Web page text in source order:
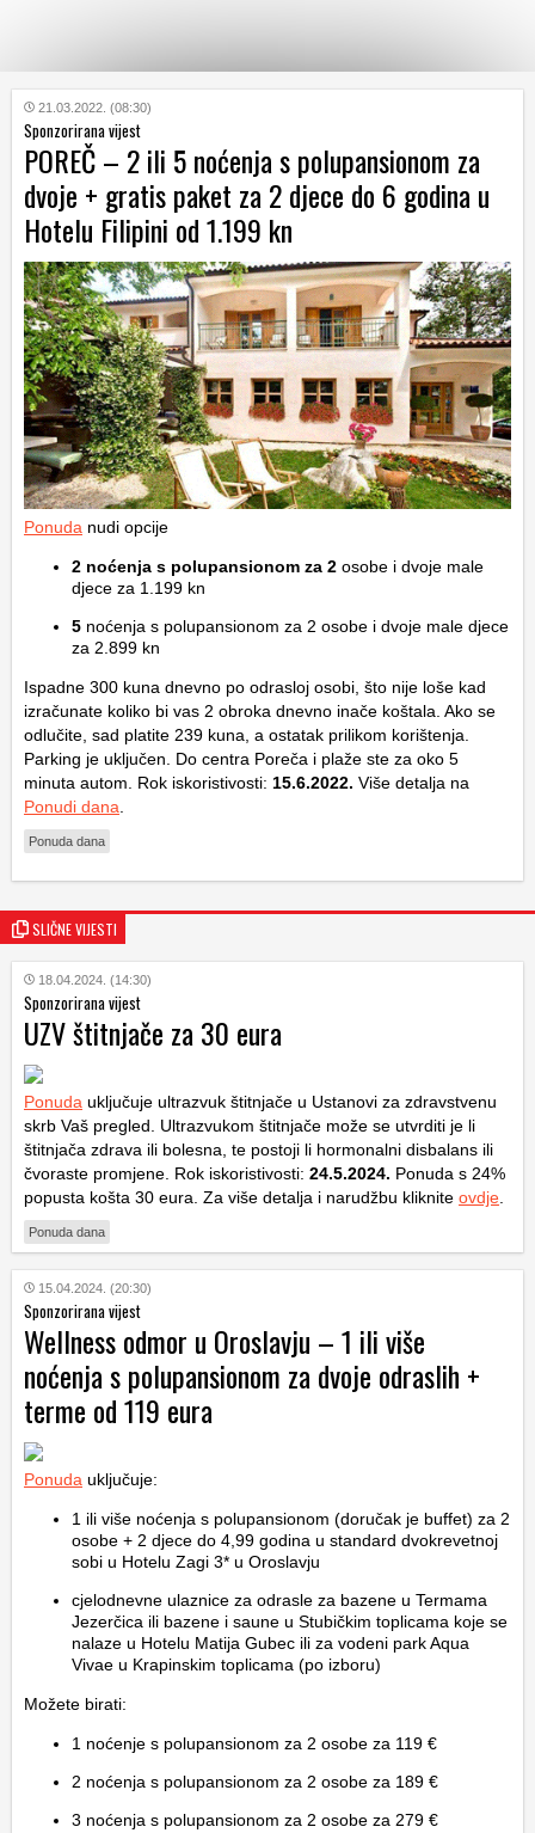
KATEGORIJE
HRVATSKI
WEB
21.03.2022. (08:30)
Sponzorirana vijest
POREČ – 2 ili 5 noćenja s polupansionom za
dvoje + gratis paket za 2 djece do 6 godina u
Hotelu Filipini od 1.199 kn
Ponuda nudi opcije
2 noćenja s polupansionom za 2 osobe i dvoje male
djece za 1.199 kn
5 noćenja s polupansionom za 2 osobe i dvoje male djece
za 2.899 kn
Ispadne 300 kuna dnevno po odrasloj osobi, što nije loše kad
izračunate koliko bi vas 2 obroka dnevno inače koštala. Ako se
odlučite, sad platite 239 kuna, a ostatak prilikom korištenja.
Parking je uključen. Do centra Poreča i plaže ste za oko 5
minuta autom. Rok iskoristivosti: 15.6.2022. Više detalja na
Ponudi dana.
Ponuda dana
SLIČNE VIJESTI
18.04.2024. (14:30)
Sponzorirana vijest
UZV štitnjače za 30 eura
Ponuda uključuje ultrazvuk štitnjače u Ustanovi za zdravstvenu
skrb Vaš pregled. Ultrazvukom štitnjače može se utvrditi je li
štitnjača zdrava ili bolesna, te postoji li hormonalni disbalans ili
čvoraste promjene. Rok iskoristivosti: 24.5.2024. Ponuda s 24%
popusta košta 30 eura. Za više detalja i narudžbu kliknite ovdje.
Ponuda dana
15.04.2024. (20:30)
Sponzorirana vijest
Wellness odmor u Oroslavju – 1 ili više
noćenja s polupansionom za dvoje odraslih +
terme od 119 eura
Ponuda uključuje:
1 ili više noćenja s polupansionom (doručak je buffet) za 2
osobe + 2 djece do 4,99 godina u standard dvokrevetnoj
sobi u Hotelu Zagi 3* u Oroslavju
cjelodnevne ulaznice za odrasle za bazene u Termama
Jezerčica ili bazene i saune u Stubičkim toplicama koje se
nalaze u Hotelu Matija Gubec ili za vodeni park Aqua
Vivae u Krapinskim toplicama (po izboru)
Možete birati:
1 noćenje s polupansionom za 2 osobe za 119 €
2 noćenja s polupansionom za 2 osobe za 189 €
3 noćenja s polupansionom za 2 osobe za 279 €